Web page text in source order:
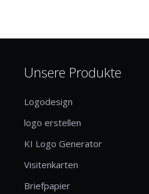
Unsere Produkte
Logodesign
logo erstellen
KI Logo Generator
Visitenkarten
Briefpapier